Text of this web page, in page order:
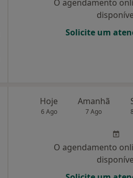
O agendamento
Solicite um
Hoje
6 Ago
Amanhã
7 Ago
O agendamento